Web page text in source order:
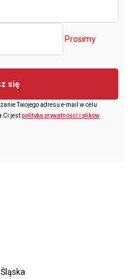
Prosimy
się
Twojego adresu e-mail w celu
Ci jestpolityka prywatności i plików